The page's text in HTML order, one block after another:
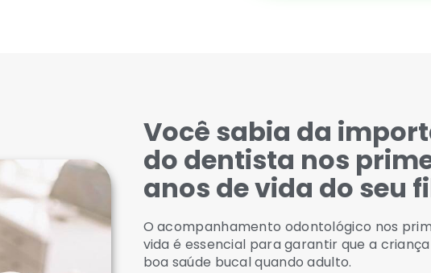
Você sabia da
do dentista nos
anos de vida do seu
O acompanhamento odontológico nos
vida é essencial para garantir que a
boa saúde bucal quando adulto.